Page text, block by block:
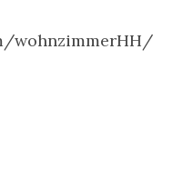
wohnzimmerHH/